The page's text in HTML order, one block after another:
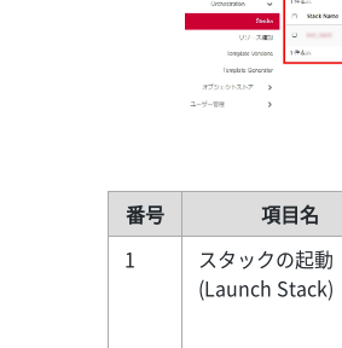
番号 項目名
1
スタックの起動
(Launch Stack)